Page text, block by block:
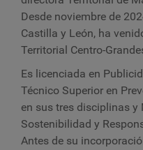
Desde noviembre de
Castilla y León, ha
Territorial Centro-
Es licenciada en
Técnico Superior en
en sus tres disciplinas y
Sostenibilidad y
Antes de su